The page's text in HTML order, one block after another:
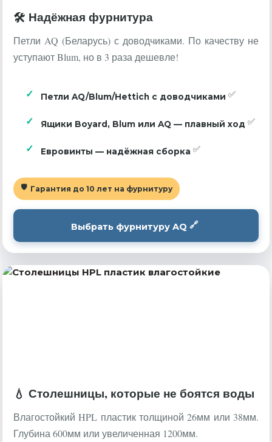
Надёжная фурнитура
Петли AQ (Беларусь) с доводчиками. По качеству не
уступают Blum, но в 3 раза дешевле!
Петли AQ/Blum/Hettich с доводчиками
Ящики Boyard, Blum или AQ — плавный ход
Евровинты — надёжная сборка
Гарантия до 10 лет на фурнитуру
Выбрать фурнитуру AQ
Столешницы, которые не боятся воды
Влагостойкий HPL пластик толщиной 26мм или 38мм.
Глубина 600мм или увеличенная 1200мм.